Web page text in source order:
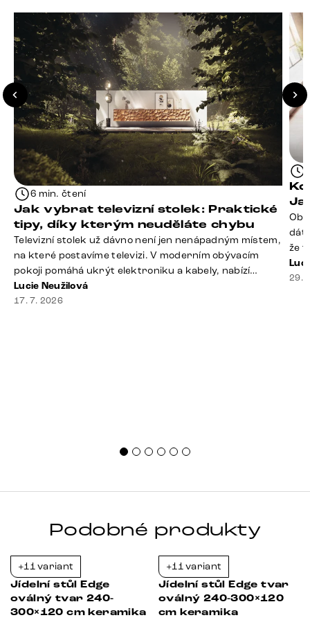
6 min. čtení
Jak vybrat televizní stolek: Praktické
tipy, díky kterým neuděláte chybu
Televizní stolek už dávno není jen nenápadným místem,
na které postavíme televizi. V moderním obývacím
pokoji pomáhá ukrýt elektroniku a kabely, nabízí
praktický úložný prostor a často se stává výraznou
součástí celého interiéru. Při jeho výběru proto
Lucie Neužilová
17. 7. 2026
že
29.
Podobné produkty
+11 variant
Jídelní stůl Edge
oválný tvar 240-
300×120 cm keramika
+11 variant
Jídelní stůl Edge tvar
oválný 240-300×120
cm keramika